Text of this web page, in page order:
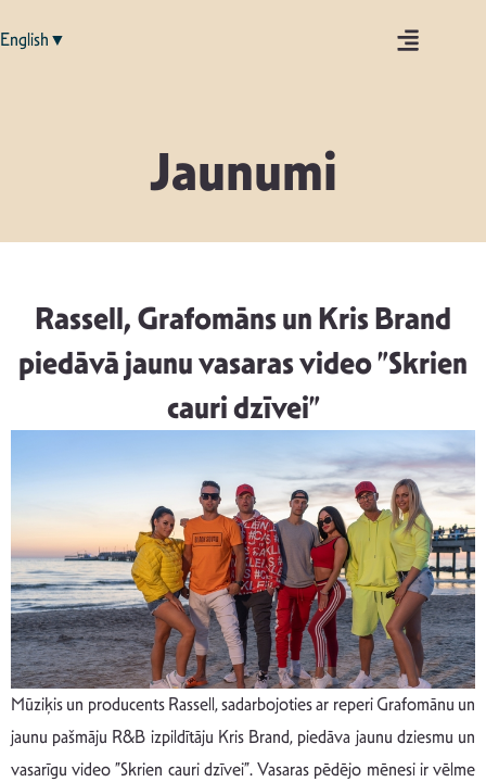
English▼
Jaunumi
Rassell, Grafomāns un Kris Brand
piedāvā jaunu vasaras video ”Skrien
cauri dzīvei”
Mūziķis un producents Rassell, sadarbojoties ar reperi Grafomānu un
jaunu pašmāju R&B izpildītāju Kris Brand, piedāva jaunu dziesmu un
vasarīgu video ”Skrien cauri dzīvei”. Vasaras pēdējo mēnesi ir vēlme